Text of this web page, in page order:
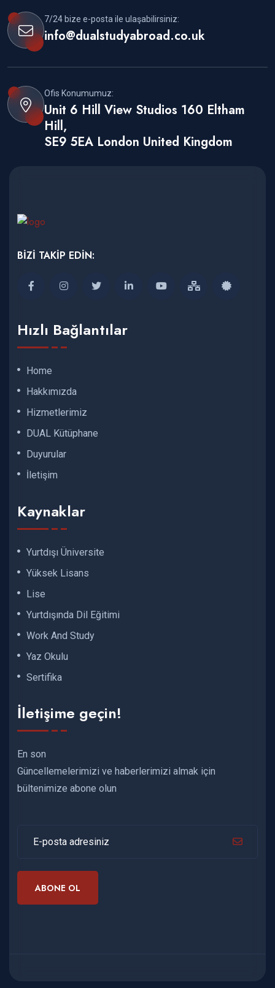
7/24 bize e-posta ile ulaşabilirsiniz:
info@dualstudyabroad.co.uk
Ofis Konumumuz:
Unit 6 Hill View Studios 160 Eltham
Hill,
SE9 5EA London United Kingdom
BİZİ TAKİP EDİN:
Hızlı Bağlantılar
Home
Hakkımızda
Hizmetlerimiz
DUAL Kütüphane
Duyurular
İletişim
Kaynaklar
Yurtdışı Üniversite
Yüksek Lisans
Lise
Yurtdışında Dil Eğitimi
Work And Study
Yaz Okulu
Sertifika
İletişime geçin!
En son
Güncellemelerimizi ve haberlerimizi almak için
bültenimize abone olun
ABONE OL